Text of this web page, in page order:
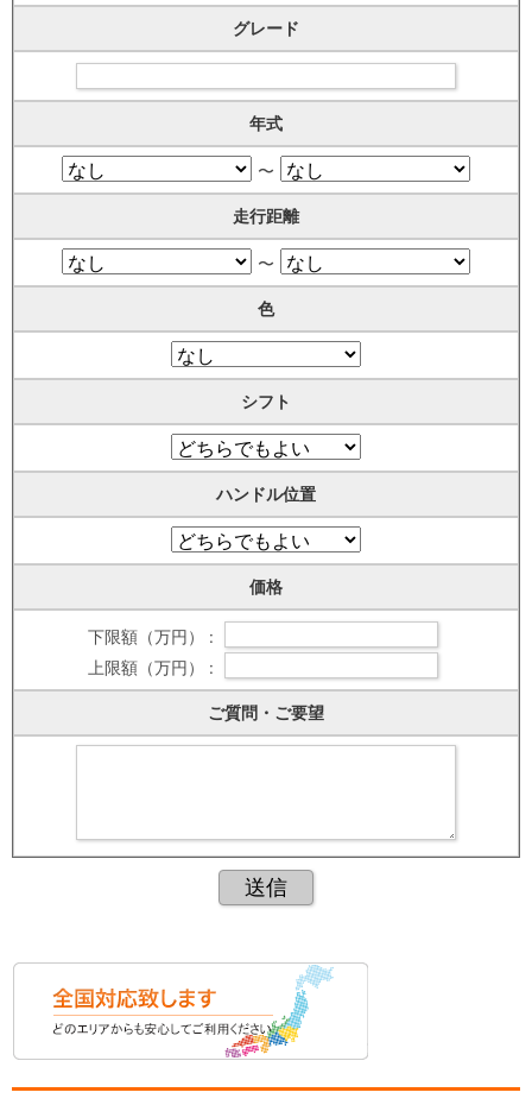
グレード
年式
〜
走行距離
〜
色
シフト
ハンドル位置
価格
下限額（万円） :
上限額（万円） :
ご質問・ご要望